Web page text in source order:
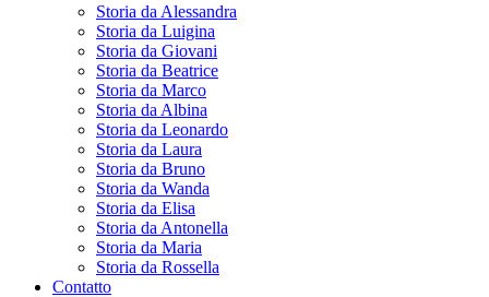
Storia da Alessandra
Storia da Luigina
Storia da Giovani
Storia da Beatrice
Storia da Marco
Storia da Albina
Storia da Leonardo
Storia da Laura
Storia da Bruno
Storia da Wanda
Storia da Elisa
Storia da Antonella
Storia da Maria
Storia da Rossella
Contatto